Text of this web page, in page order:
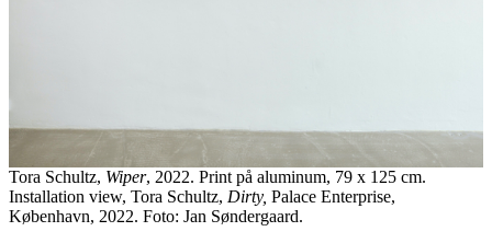
Tora Schultz, Wiper, 2022. Print på aluminum, 79 x 125 cm.
Installation view, Tora Schultz, Dirty, Palace Enterprise,
København, 2022. Foto: Jan Søndergaard.